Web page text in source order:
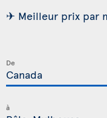
✈ Meilleur prix par
De
à